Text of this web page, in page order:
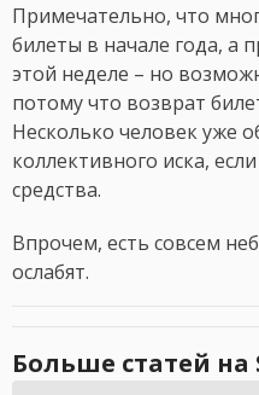
Примечательно, что
билеты в начале года, а
этой неделе – но
потому что возврат
Несколько человек уже
коллективного иска,
средства.
Впрочем, есть совсем
ослабят.
Больше статей на